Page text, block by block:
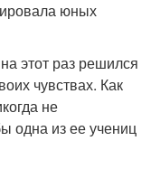
юных
этот раз решился
чувствах. Как
не
одна из ее учениц